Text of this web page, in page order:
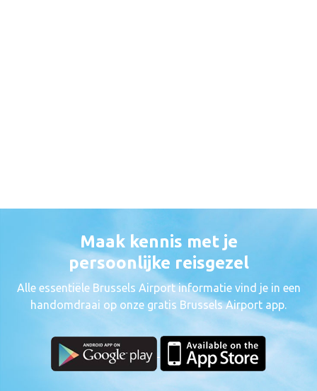
Maak kennis met je
persoonlijke reisgezel
Alle essentiële Brussels Airport informatie vind je in een
handomdraai op onze gratis Brussels Airport app.